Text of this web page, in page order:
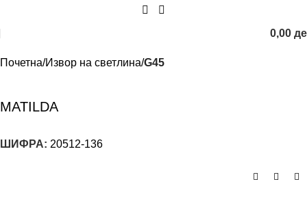
0,00
Почетна Извор на светлина G45
MATILDA
ШИФРА: 20512-136